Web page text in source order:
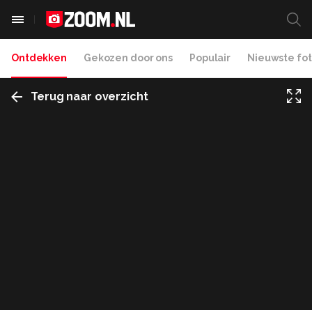
Ontdekken Gekozen door ons Populair Nieuwste
Terug naar overzicht